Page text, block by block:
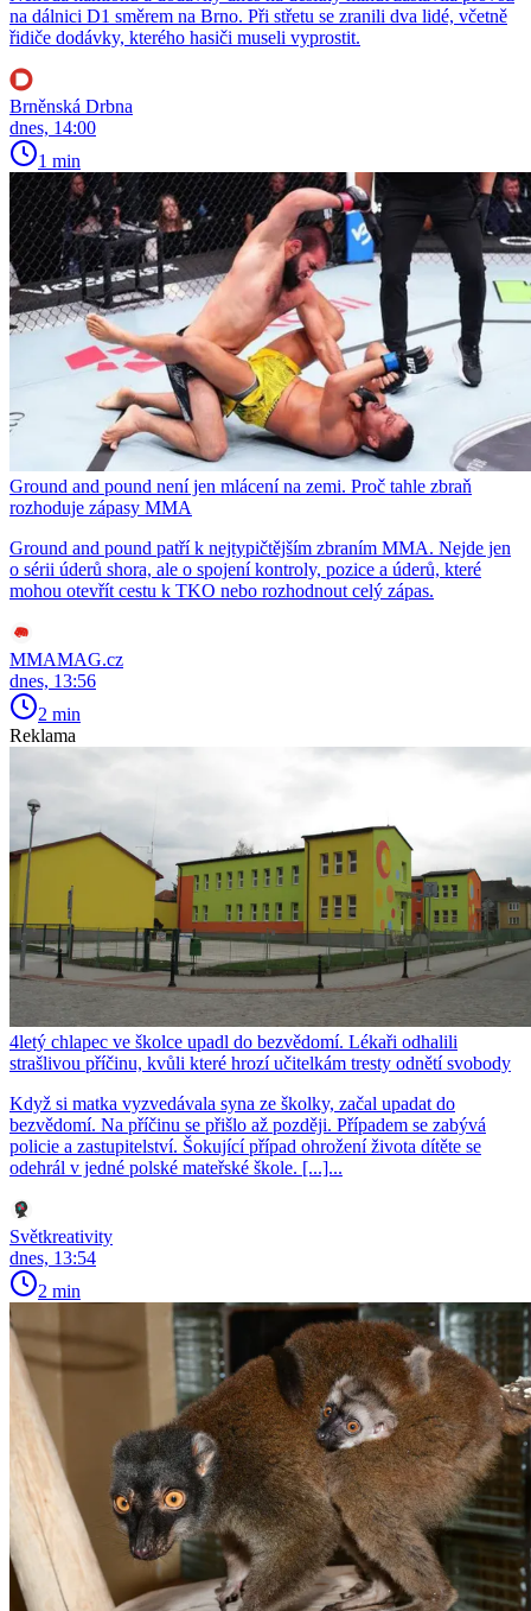
na dálnici D1 směrem na Brno. Při střetu se zranili dva lidé, včetně
řidiče dodávky, kterého hasiči museli vyprostit.
Brněnská Drbna
dnes, 14:00
1 min
Ground and pound není jen mlácení na zemi. Proč tahle zbraň
rozhoduje zápasy MMA
Ground and pound patří k nejtypičtějším zbraním MMA. Nejde jen
o sérii úderů shora, ale o spojení kontroly, pozice a úderů, které
mohou otevřít cestu k TKO nebo rozhodnout celý zápas.
MMAMAG.cz
dnes, 13:56
2 min
Reklama
4letý chlapec ve školce upadl do bezvědomí. Lékaři odhalili
strašlivou příčinu, kvůli které hrozí učitelkám tresty odnětí svobody
Když si matka vyzvedávala syna ze školky, začal upadat do
bezvědomí. Na příčinu se přišlo až později. Případem se zabývá
policie a zastupitelství. Šokující případ ohrožení života dítěte se
odehrál v jedné polské mateřské škole. [...]...
Světkreativity
dnes, 13:54
2 min